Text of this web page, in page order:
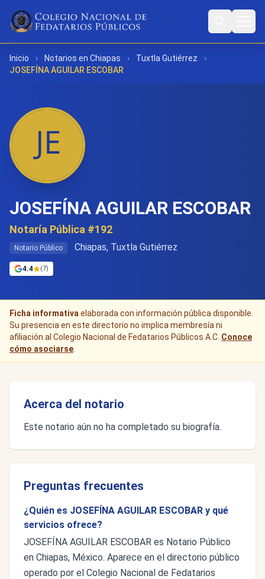
Inicio › Notarios en Chiapas › Tuxtla Gutiérrez
›
JOSEFÍNA AGUILAR ESCOBAR
JOSEFÍNA AGUILAR ESCOBAR
Notaría Pública #192
Notario Público Chiapas, Tuxtla Gutiérrez
4.4 (7)
Ficha informativa elaborada con información pública disponible.
Su presencia en este directorio no implica membresía ni
afiliación al Colegio Nacional de Fedatarios Públicos A.C. Conoce
cómo asociarse
Acerca del notario
Este notario aún no ha completado su biografía.
Preguntas frecuentes
¿Quién es JOSEFÍNA AGUILAR ESCOBAR y qué
servicios ofrece?
JOSEFÍNA AGUILAR ESCOBAR es Notario Público
en Chiapas, México. Aparece en el directorio público
operado por el Colegio Nacional de Fedatarios